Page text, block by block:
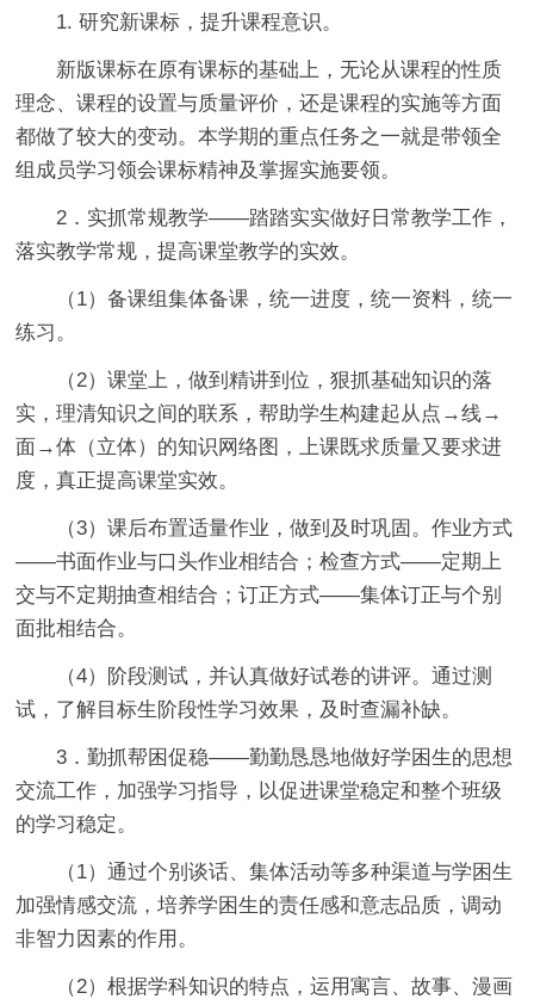
1. 研究新课标，提升课程意识。
新版课标在原有课标的基础上，无论从课程的性质
理念、课程的设置与质量评价，还是课程的实施等方面
都做了较大的变动。本学期的重点任务之一就是带领全
组成员学习领会课标精神及掌握实施要领。
2．实抓常规教学——踏踏实实做好日常教学工作，
落实教学常规，提高课堂教学的实效。
（1）备课组集体备课，统一进度，统一资料，统一
练习。
（2）课堂上，做到精讲到位，狠抓基础知识的落
实，理清知识之间的联系，帮助学生构建起从点→线→
面→体（立体）的知识网络图，上课既求质量又要求进
度，真正提高课堂实效。
（3）课后布置适量作业，做到及时巩固。作业方式
——书面作业与口头作业相结合；检查方式——定期上
交与不定期抽查相结合；订正方式——集体订正与个别
面批相结合。
（4）阶段测试，并认真做好试卷的讲评。通过测
试，了解目标生阶段性学习效果，及时查漏补缺。
3．勤抓帮困促稳——勤勤恳恳地做好学困生的思想
交流工作，加强学习指导，以促进课堂稳定和整个班级
的学习稳定。
（1）通过个别谈话、集体活动等多种渠道与学困生
加强情感交流，培养学困生的责任感和意志品质，调动
非智力因素的作用。
（2）根据学科知识的特点，运用寓言、故事、漫画